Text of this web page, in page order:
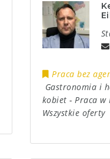
Praca bez
Gastronomia i
kobiet - Praca w
Wszystkie oferty